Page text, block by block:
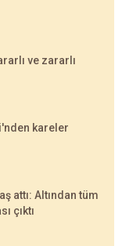
ve zararlı
kareler
attı: Altından tüm
çıktı